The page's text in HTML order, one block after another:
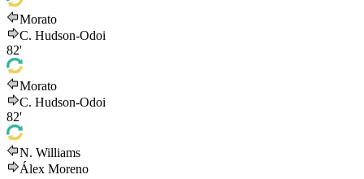
Morato
C. Hudson-Odoi
82'
Morato
C. Hudson-Odoi
82'
N. Williams
Álex Moreno